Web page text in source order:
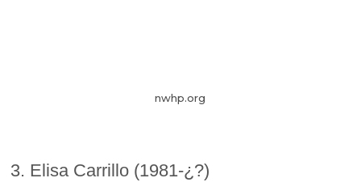
nwhp.org
3. Elisa Carrillo (1981-¿?)